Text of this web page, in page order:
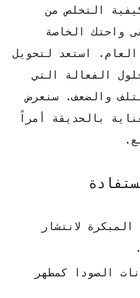
التخلص من
واحتك الخاصة
استعد لتحويل
الفعالة التي
والضعف. سنعرض
بالحديقة أمراً
المبكرة لانتشار
الصودا كمطهر